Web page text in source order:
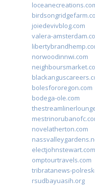
joiedevivblog.com
valera-
norwoodinnwi.com
bolesfororegon.com
bodega-ole.com
novelatherton.com
electjohnstewart.com
omptourtravels.com
tribratanews-
rsudbayuasih.org